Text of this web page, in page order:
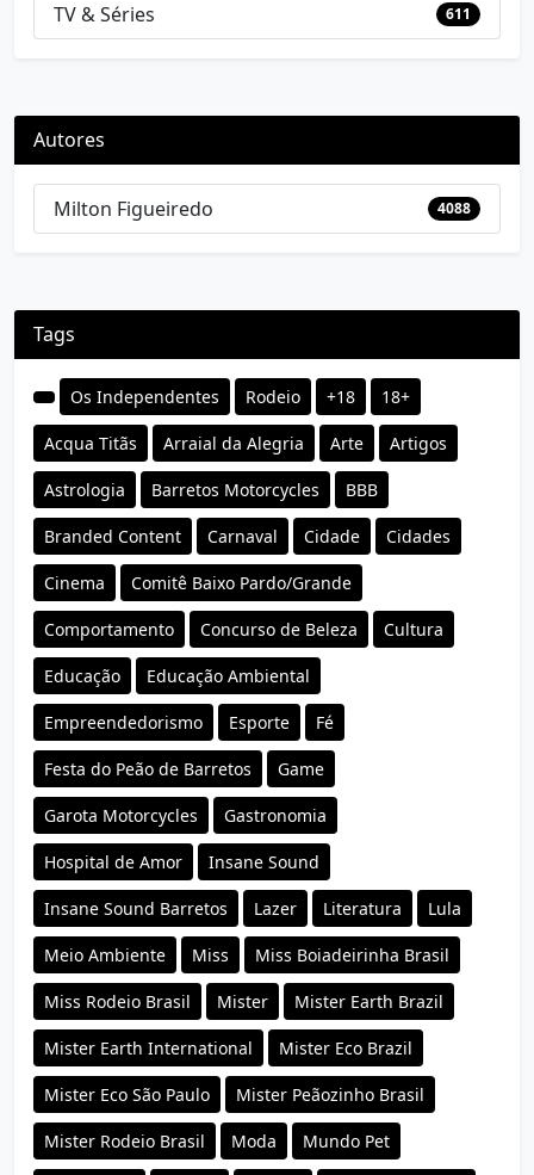
TV & Séries 611
Autores
Milton Figueiredo 4088
Tags
Os Independentes Rodeio +18 18+
Acqua Titãs Arraial da Alegria Arte Artigos
Astrologia Barretos Motorcycles BBB
Branded Content Carnaval Cidade Cidades
Cinema Comitê Baixo Pardo/Grande
Comportamento Concurso de Beleza Cultura
Educação Educação Ambiental
Empreendedorismo Esporte Fé
Festa do Peão de Barretos Game
Garota Motorcycles Gastronomia
Hospital de Amor Insane Sound
Insane Sound Barretos Lazer Literatura Lula
Meio Ambiente Miss Miss Boiadeirinha Brasil
Miss Rodeio Brasil Mister Mister Earth Brazil
Mister Earth International Mister Eco Brazil
Mister Eco São Paulo Mister Peãozinho Brasil
Mister Rodeio Brasil Moda Mundo Pet